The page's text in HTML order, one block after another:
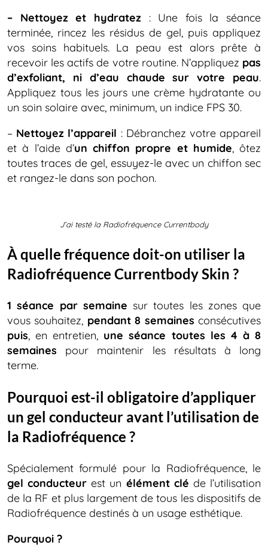
– Nettoyez et hydratez: Une fois la séance
terminée, rincez les résidus de gel, puis appliquez
vos soins habituels. La peau est alors prête à
recevoir les actifs de votre routine. N’appliquez pas
d’exfoliant, ni d’eau chaude sur votre peau.
Appliquez tous les jours une crème hydratante ou
un soin solaire avec, minimum, un indice FPS 30.
– Nettoyez l’appareil : Débranchez votre appareil
et à l’aide d’un chiffon propre et humide, ôtez
toutes traces de gel, essuyez-le avec un chiffon sec
et rangez-le dans son pochon.
J’ai testé la Radiofréquence Currentbody
À quelle fréquence doit-on utiliser la
Radiofréquence Currentbody Skin ?
1 séance par semaine sur toutes les zones que
vous souhaitez, pendant 8 semaines consécutives
puis, en entretien, une séance toutes les 4 à 8
semaines pour maintenir les résultats à long
terme.
Pourquoi est-il obligatoire d’appliquer
un gel conducteur avant l’utilisation de
la Radiofréquence ?
Spécialement formulé pour la Radiofréquence, le
gel conducteur est un élément clé de l’utilisation
de la RF et plus largement de tous les dispositifs de
Radiofréquence destinés à un usage esthétique.
Pourquoi ?